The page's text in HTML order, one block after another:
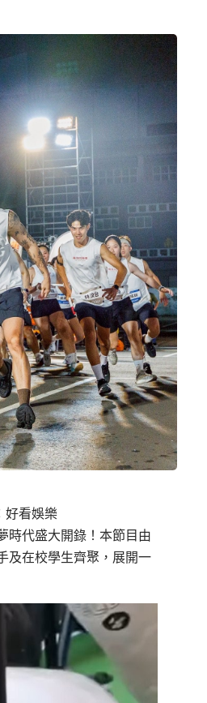
好看娛樂
時代盛大開錄！本節目由
及在校學生齊聚，展開一